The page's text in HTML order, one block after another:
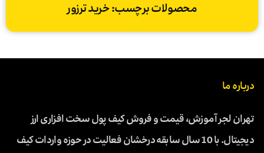
محصولات برچسب: خرید ترزور
درباره ما
تهران لجر آموزش، قیمت و فروش کیف پول سخت افزاری ارز
دیجیتال. با 10 سال سابقه درخشان فعالیت در حوزه واردات کیف